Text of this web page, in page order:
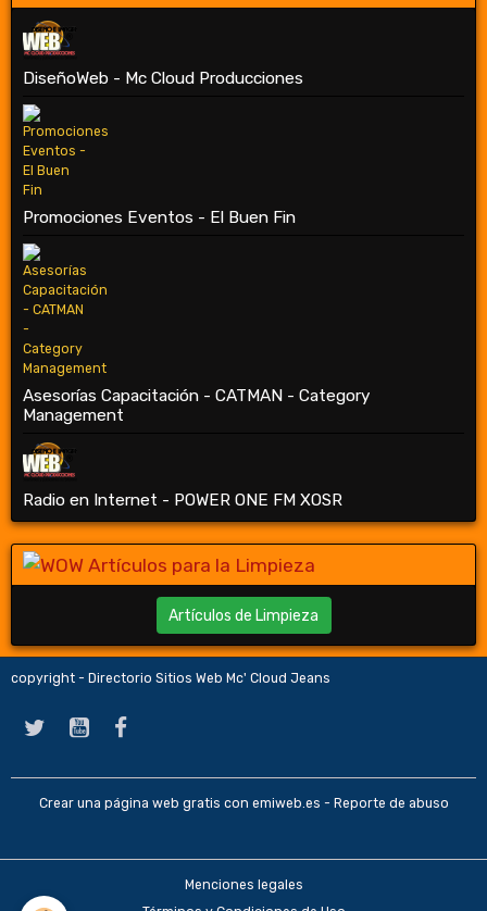
DiseñoWeb - Mc Cloud Producciones
Promociones Eventos - El Buen Fin
Asesorías Capacitación - CATMAN - Category
Management
Radio en Internet - POWER ONE FM XOSR
Artículos de Limpieza
copyright - Directorio Sitios Web Mc' Cloud Jeans
Crear una página web gratis con emiweb.es - Reporte de abuso
Menciones legales